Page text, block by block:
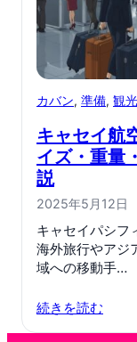
カバン, 準備, 観光
キャセイ航
イズ・重量
説
2025年5月12日
キャセイパシフ
海外旅行やアジ
域への移動手…
続きを読む